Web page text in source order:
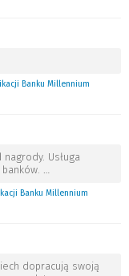
Banku Millennium
Usługa
Banku Millennium
dopracują swoją